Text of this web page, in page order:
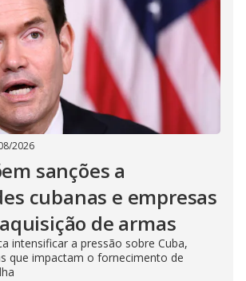
2026
sanções a
cubanas e empresas
de armas
intensificar a pressão sobre Cuba,
que impactam o fornecimento de